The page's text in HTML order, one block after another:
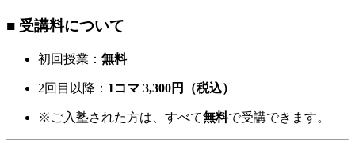
■ 受講料について
初回授業： 無料
2回目以降： 1コマ 3,300円（税込）
※ご入塾された方は、すべて無料で受講できます。